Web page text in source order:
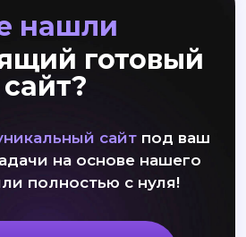
нашли
готовый
сайт?
сайт под ваш
на основе нашего
полностью с нуля!